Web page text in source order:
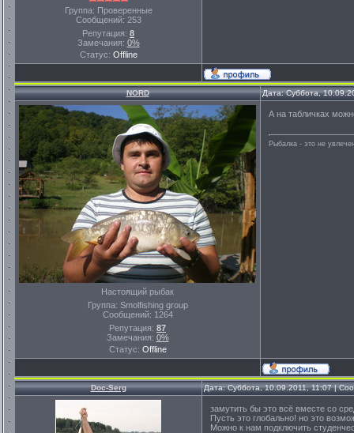
Группа: Проверенные
Сообщений: 253
Репутация: 8
Замечания: 0%
Статус: Offline
NORD Дата: Суббота,
Настоящий рыбак
Группа: Smolfishing group
Сообщений: 1264
Репутация: 87
Замечания: 0%
Статус: Offline
А на табличках
Рыбалка - это не
Doc-Serg Дата: Суббота, 10.09.2011, 11:07 |
замутить бы это всё вместе со
Пусть это глобально! но это
Можно к нам подключить